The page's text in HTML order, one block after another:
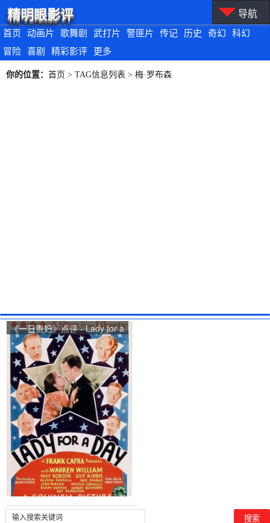
首页 动画片 歌舞剧 武打片 警匪片 传记 历史 奇幻
科幻
冒险
喜剧 精彩影评 更多
精明眼影评 导航
你的位置： 首页 > TAG信息列表 > 梅·罗布森
《一日贵妇》点评 - Lady for a
Day网友评价